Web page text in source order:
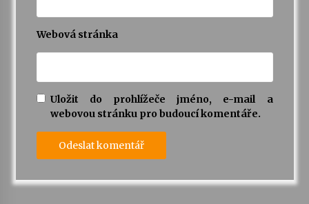
Webová stránka
Uložit do prohlížeče jméno, e-mail a
webovou stránku pro budoucí komentáře.